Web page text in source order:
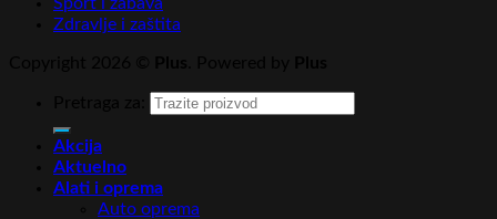
Zdravlje i zaštita
Akcija
Aktuelno
Alati i oprema
Auto oprema